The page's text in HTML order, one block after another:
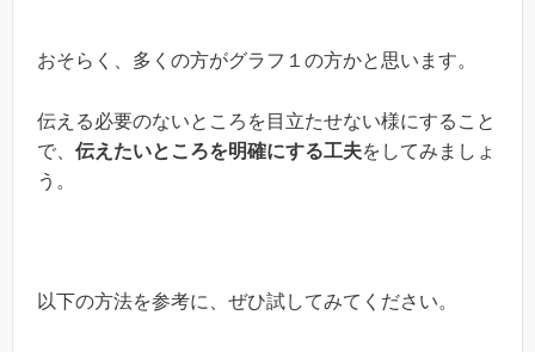
おそらく、多くの方がグラフ１の方かと思います。
伝える必要のないところを目立たせない様にすること
で、 伝えたいところを明確にする工夫をしてみましょ
う。
以下の方法を参考に、ぜひ試してみてください。